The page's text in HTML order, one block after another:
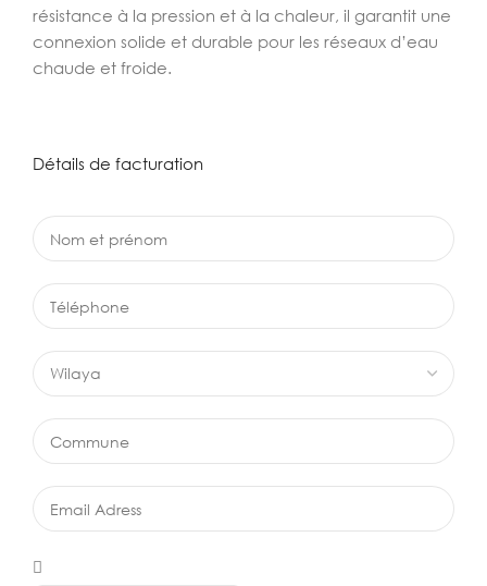
résistance à la pression et à la chaleur, il garantit une
connexion solide et durable pour les réseaux d’eau
chaude et froide.
Détails de facturation